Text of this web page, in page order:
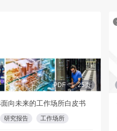
PDF 25页
向未来的工作场所白皮书
研究报告 工作场所